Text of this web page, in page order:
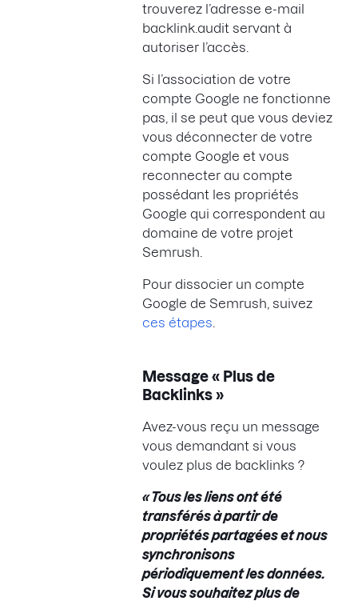
trouverez l’adresse e-mail
backlink.audit servant à
autoriser l’accès.
Si l’association de votre
compte Google ne fonctionne
pas, il se peut que vous deviez
vous déconnecter de votre
compte Google et vous
reconnecter au compte
possédant les propriétés
Google qui correspondent au
domaine de votre projet
Semrush.
Pour dissocier un compte
Google de Semrush, suivez
ces étapes
Message « Plus de
Backlinks »
Avez-vous reçu un message
vous demandant si vous
voulez plus de backlinks ?
« Tous les liens ont été
transférés à partir de
propriétés partagées et nous
synchronisons
périodiquement les données.
Si vous souhaitez plus de